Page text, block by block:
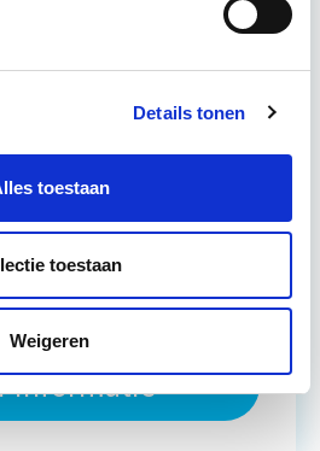
Details tonen
toestaan
toestaan
Weigeren
informatie